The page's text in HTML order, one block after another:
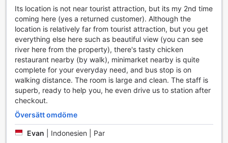
delta i olika icke-motoriserade vattensporter, vilket gör det
till en perfekt plats för både nybörjare och erfarna utövare.
Med tillgång till kajaker och paddleboards kan du utforska
de lugna sjöarna och njuta av den friska luften, samtidigt
som du stärker din kropp och sinne.
Anläggningen är designad för att ge en säker och rolig
upplevelse för alla åldrar. Oavsett om du vill paddla ut på
en stilla sjö vid soluppgången eller utmana dig själv med en
spännande tur i kajak, finns det något för alla.
Vattensportaktiviteterna på Ecran Pension är inte bara en
att njuta av den vackra naturen och skapa oförglömliga
minnen med familj och vänner.
Its location is not near tourist attraction, but its my 2nd time
coming here (yes a returned customer). Although the
location is relatively far from tourist attraction, but you get
everything else here such as beautiful view (you can see
river here from the property), there's tasty chicken
restaurant nearby (by walk), minimarket nearby is quite
complete for your everyday need, and bus stop is on
walking distance. The room is large and clean. The staff is
superb, ready to help you, he even drive us to station after
checkout.
Översätt omdöme
Evan Indonesien | Par